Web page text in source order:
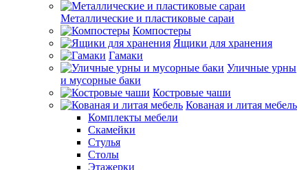
Металлические и пластиковые сараи
Компостеры
Ящики для хранения
Гамаки
Уличные урны
и мусорные баки
Костровые чаши
Кованая и литая мебель
Комплекты мебели
Скамейки
Стулья
Столы
Этажерки